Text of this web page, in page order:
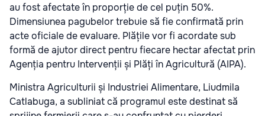
au fost afectate în proporție de cel puțin 50%.
Dimensiunea pagubelor trebuie să fie confirmată prin
acte oficiale de evaluare. Plățile vor fi acordate sub
formă de ajutor direct pentru fiecare hectar afectat prin
Agenția pentru Intervenții și Plăți în Agricultură (AIPA).
Ministra Agriculturii și Industriei Alimentare, Liudmila
Catlabuga, a subliniat că programul este destinat să